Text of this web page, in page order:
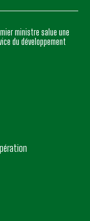
ministre salue une
du développement